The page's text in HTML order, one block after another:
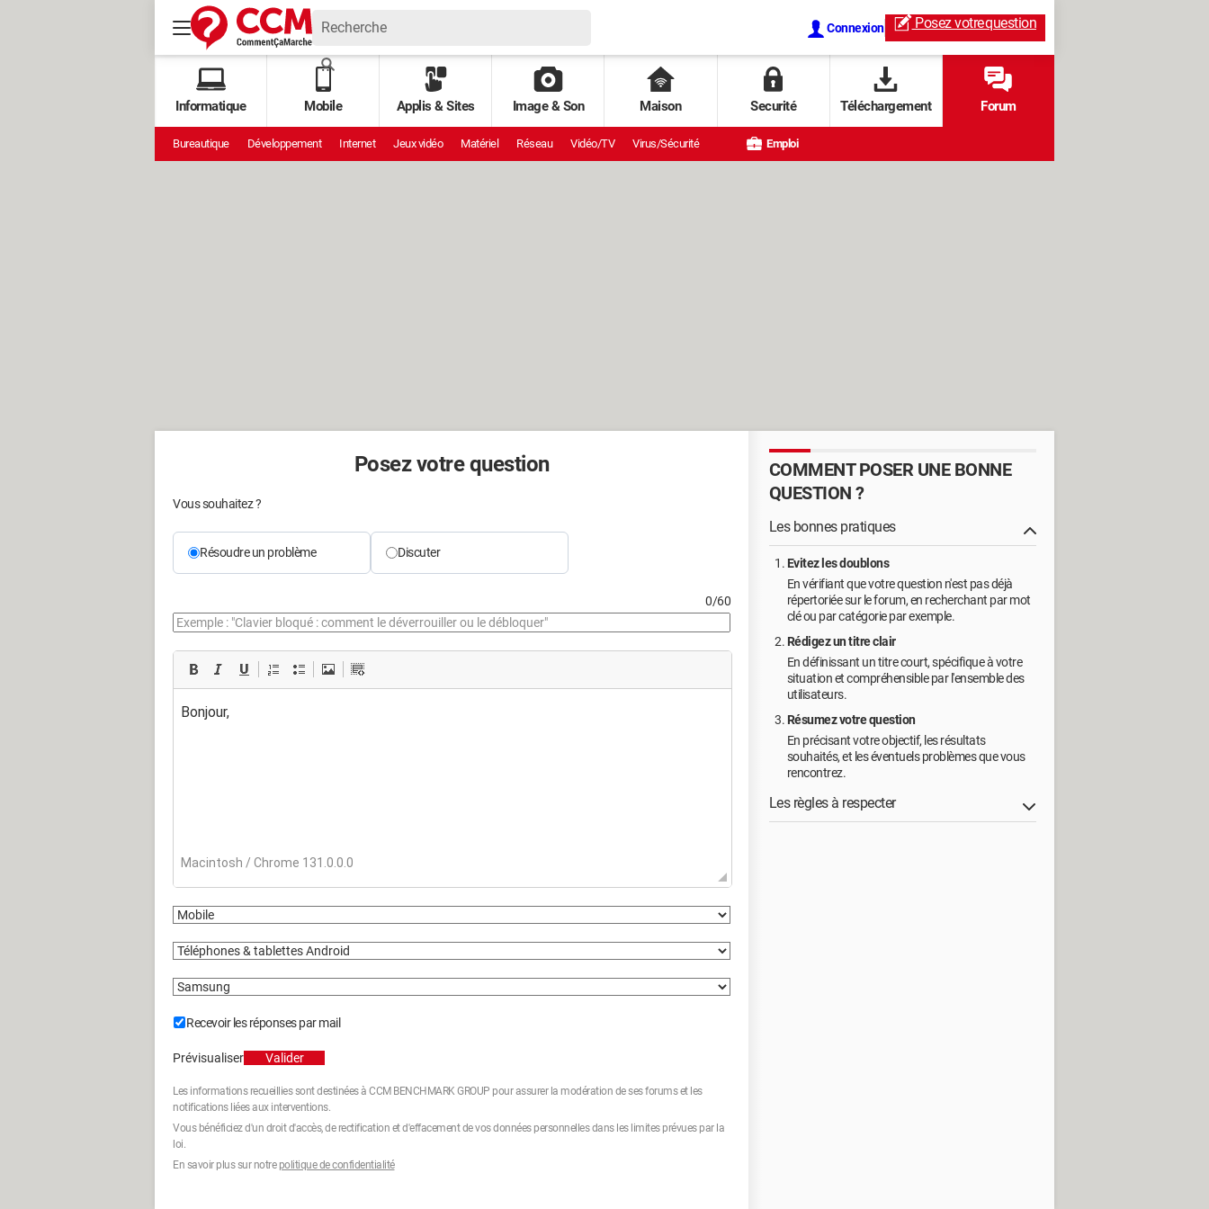
Connexion Posez votrequestion
Informatique Mobile Applis & Sites Image & Son Maison Securité Téléchargement Forum
Bureautique Développement Internet Jeux vidéo Matériel Réseau Vidéo/TV Virus/Sécurité Emploi
Posez votre question
Vous souhaitez ?
Résoudre un problème Discuter
0/60
Recevoir les réponses par mail
Prévisualiser Valider
Les informations recueillies sont destinées à CCM BENCHMARK GROUP pour assurer la modération de ses forums et les
notifications liées aux interventions.
Vous bénéficiez d'un droit d'accès, de rectification et d'effacement de vos données personnelles dans les limites prévues par la
loi.
En savoir plus sur notre politique de confidentialité
COMMENT POSER UNE BONNE
QUESTION ?
Les bonnes pratiques
Evitez les doublons
En vérifiant que votre question n'est pas déjà
répertoriée sur le forum, en recherchant par mot
clé ou par catégorie par exemple.
Rédigez un titre clair
En définissant un titre court, spécifique à votre
situation et compréhensible par l'ensemble des
utilisateurs.
Résumez votre question
En précisant votre objectif, les résultats
souhaités, et les éventuels problèmes que vous
rencontrez.
Les règles à respecter